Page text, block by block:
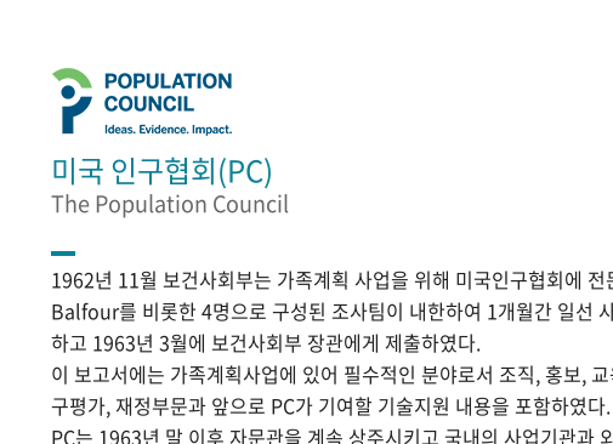
미국 인구협회(PC)
The Population Council
1962년 11월 보건사회부는 가족계획 사업을 위해 미국인구협회에
Balfour를 비롯한 4명으로 구성된 조사팀이 내한하여 1개월간 일선
하고 1963년 3월에 보건사회부 장관에게 제출하였다.
이 보고서에는 가족계획사업에 있어 필수적인 분야로서 조직, 홍보,
구평가, 재정부문과 앞으로 PC가 기여할 기술지원 내용을 포함하였다.
PC는 1963년 말 이후 자문관을 계속 상주시키고 국내의 사업기관과